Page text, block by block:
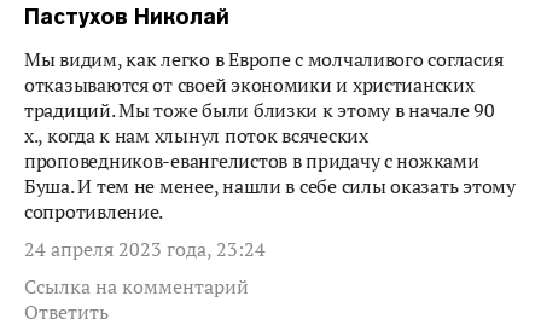
Пастухов Николай
Мы видим, как легко в Европе с молчаливого согласия
отказываются от своей экономики и христианских
традиций. Мы тоже были близки к этому в начале 90
х., когда к нам хлынул поток всяческих
проповедников-евангелистов в придачу с ножками
Буша. И тем не менее, нашли в себе силы оказать этому
сопротивление.
24 апреля 2023 года, 23:24
Ссылка на комментарий
Ответить